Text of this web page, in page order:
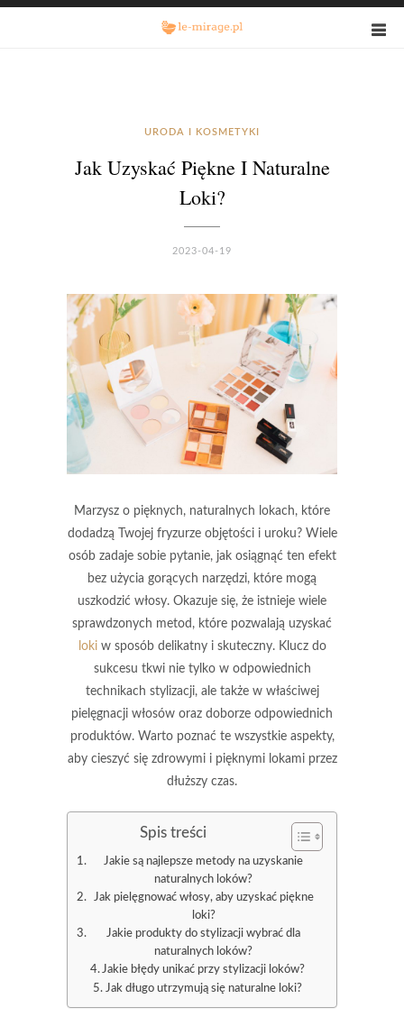
URODA I KOSMETYKI
Jak Uzyskać Piękne I Naturalne
Loki?
2023-04-19
Marzysz o pięknych, naturalnych lokach, które
dodadzą Twojej fryzurze objętości i uroku? Wiele
osób zadaje sobie pytanie, jak osiągnąć ten efekt
bez użycia gorących narzędzi, które mogą
uszkodzić włosy. Okazuje się, że istnieje wiele
sprawdzonych metod, które pozwalają uzyskać
lokiw sposób delikatny i skuteczny. Klucz do
sukcesu tkwi nie tylko w odpowiednich
technikach stylizacji, ale także w właściwej
pielęgnacji włosów oraz doborze odpowiednich
produktów. Warto poznać te wszystkie aspekty,
aby cieszyć się zdrowymi i pięknymi lokami przez
dłuższy czas.
Spis treści
Jakie są najlepsze metody na uzyskanie
naturalnych loków?
Jak pielęgnować włosy, aby uzyskać piękne
loki?
Jakie produkty do stylizacji wybrać dla
naturalnych loków?
Jakie błędy unikać przy stylizacji loków?
Jak długo utrzymują się naturalne loki?